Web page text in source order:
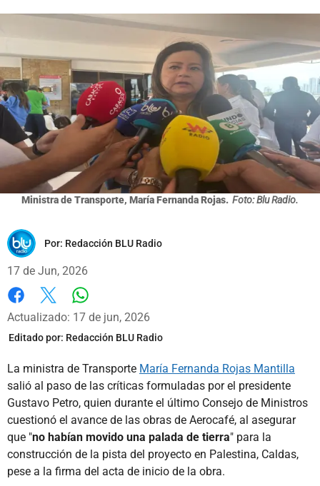
Ministra de Transporte, María Fernanda Rojas. Foto: Blu Radio.
Por: Redacción BLU Radio
17 de Jun, 2026
Facebook
X
Actualizado: 17 de jun, 2026
Editado por: Redacción BLU Radio
La ministra de Transporte María Fernanda Rojas Mantilla
salió al paso de las críticas formuladas por el presidente
Gustavo Petro, quien durante el último Consejo de Ministros
cuestionó el avance de las obras de Aerocafé, al asegurar
que "no habían movido una palada de tierra" para la
construcción de la pista del proyecto en Palestina, Caldas,
pese a la firma del acta de inicio de la obra.